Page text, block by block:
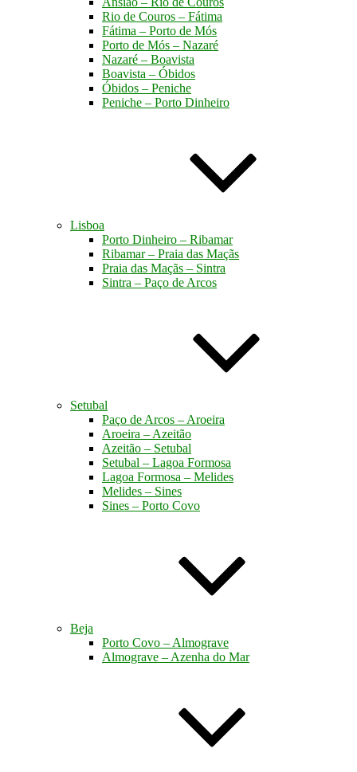
Rio de Couros – Fátima
Fátima – Porto de Mós
Porto de Mós – Nazaré
Nazaré – Boavista
Boavista – Óbidos
Óbidos – Peniche
Peniche – Porto Dinheiro
Lisboa
Porto Dinheiro – Ribamar
Ribamar – Praia das Maçãs
Praia das Maçãs – Sintra
Sintra – Paço de Arcos
Setubal
Paço de Arcos – Aroeira
Aroeira – Azeitão
Azeitão – Setubal
Setubal – Lagoa Formosa
Lagoa Formosa – Melides
Melides – Sines
Sines – Porto Covo
Beja
Porto Covo – Almograve
Almograve – Azenha do Mar